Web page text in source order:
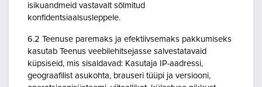
isikuandmeid vastavalt sõlmitud
konfidentsiaalsusleppele.
6.2 Teenuse paremaks ja efektiivsemaks pakkumiseks
kasutab Teenus veebilehitsejasse salvestatavaid
küpsiseid, mis sisaldavad: Kasutaja IP-aadressi,
geograafilist asukohta, brauseri tüüpi ja versiooni,